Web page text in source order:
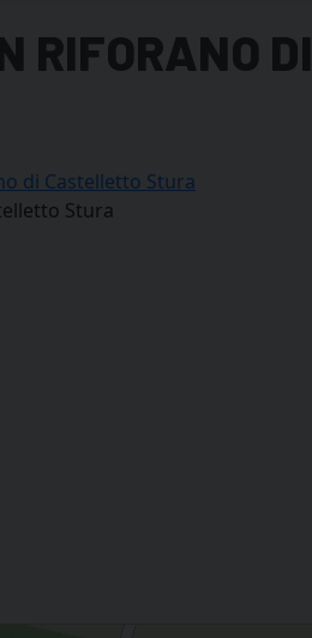
RIFORANO
di Castelletto Stura
Stura